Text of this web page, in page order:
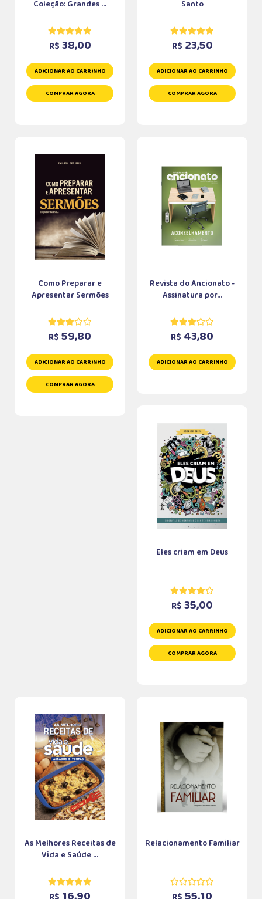
Coleção: Grandes ...
R$ 38,00
ADICIONAR AO CARRINHO
COMPRAR AGORA
Santo
R$ 23,50
ADICIONAR AO CARRINHO
COMPRAR AGORA
Como Preparar e
Apresentar Sermões
R$ 59,80
ADICIONAR AO CARRINHO
COMPRAR AGORA
Revista do Ancionato -
Assinatura por...
R$ 43,80
ADICIONAR AO CARRINHO
Eles criam em Deus
R$ 35,00
ADICIONAR AO CARRINHO
COMPRAR AGORA
As Melhores Receitas de
Vida e Saúde ...
Relacionamento Familiar